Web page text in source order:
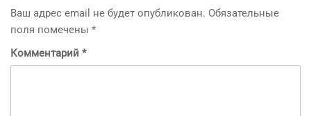
Ваш адрес email не будет опубликован. Обязательные
поля помечены *
Комментарий *